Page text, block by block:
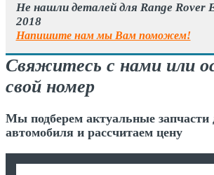
Не нашли деталей для Range Rover
2018
Напишите нам мы Вам поможем!
Свяжитесь с нами или
свой номер
Мы подберем актуальные запчасти
автомобиля и рассчитаем цену